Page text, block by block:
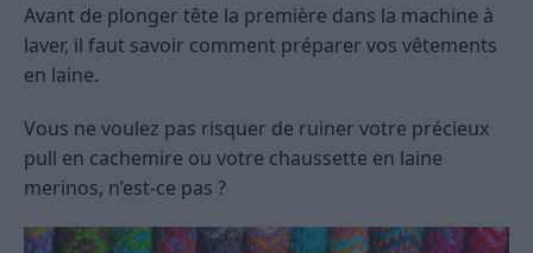
Avant de plonger tête la première dans la machine à
laver, il faut savoir comment préparer vos vêtements
en laine.
Vous ne voulez pas risquer de ruiner votre précieux
pull en cachemire ou votre chaussette en laine
merinos, n’est-ce pas ?